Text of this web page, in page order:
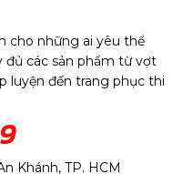
cho những ai yêu thể
đủ các sản phẩm từ vợt
luyện đến trang phục thi
Khánh, TP. HCM